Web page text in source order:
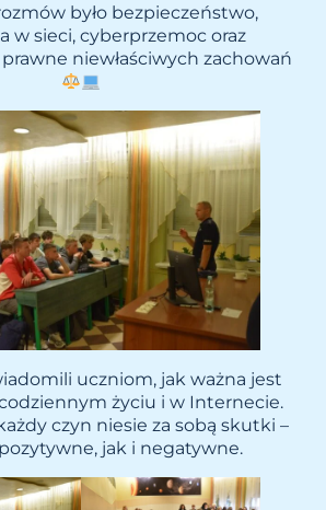
było bezpieczeństwo,
w sieci, cyberprzemoc oraz
niewłaściwych zachowań
uczniom, jak ważna jest
życiu i w Internecie.
czyn niesie za sobą skutki –
jak i negatywne.